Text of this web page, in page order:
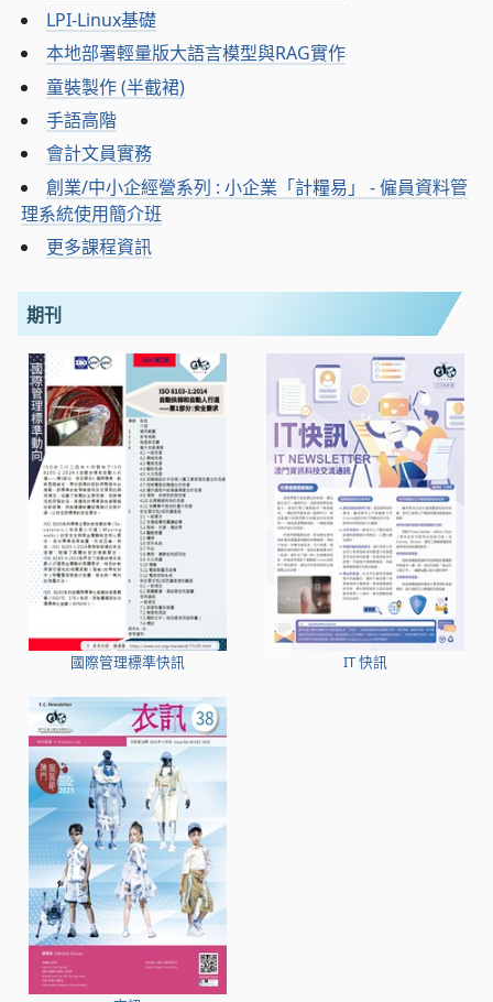
LPI-Linux基礎
本地部署輕量版大語言模型與RAG實作
童裝製作 (半截裙)
手語高階
會計文員實務
創業/中小企經營系列 : 小企業「計糧易」 - 僱員資料管
理系統使用簡介班
更多課程資訊
期刊
國際管理標準快訊 IT 快訊